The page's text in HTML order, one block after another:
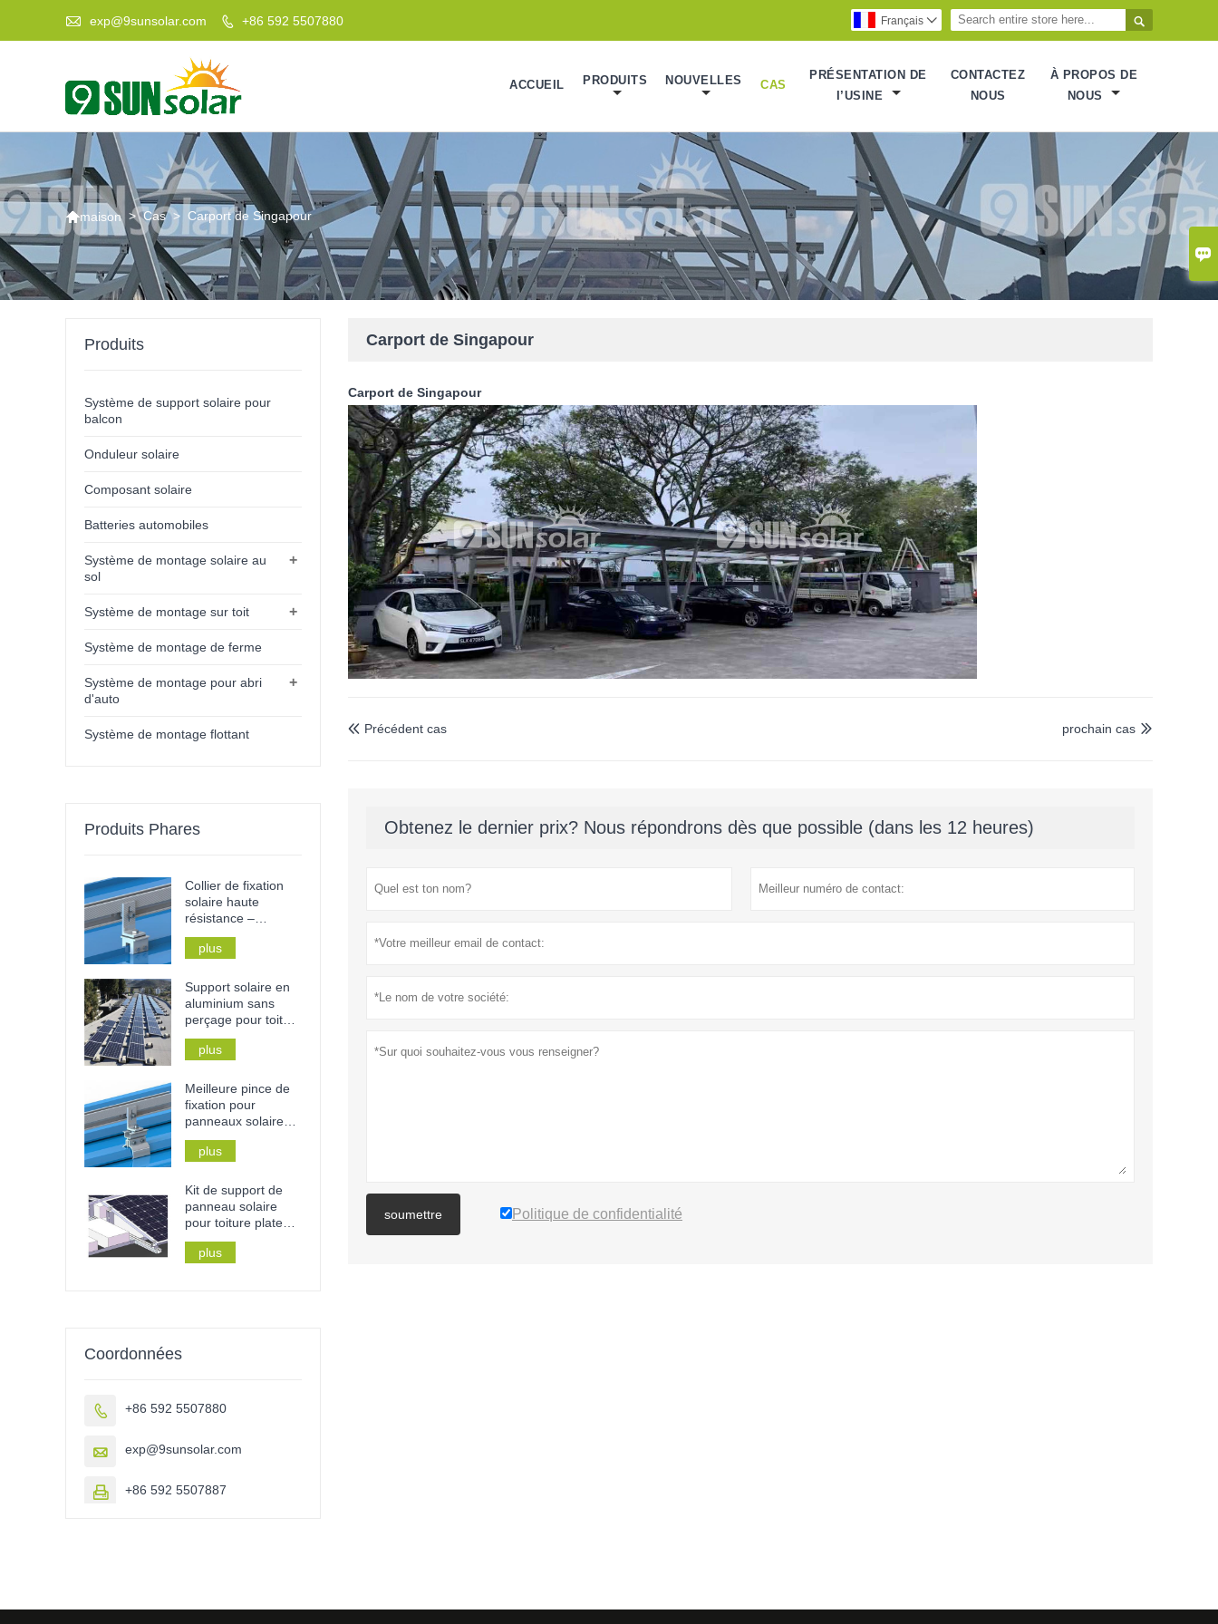

 exp@9sunsolar.com  +86 592 5507880 
Français 
ACCUEIL PRODUITS NOUVELLES CAS
PRÉSENTATION DE
I’USINE
CONTACTEZ
NOUS
À PROPOS DE
NOUS
maison > Cas > Carport de Singapour
Carport de Singapour
Carport de Singapour
 Précédent cas 
prochain cas
Obtenez le dernier prix? Nous répondrons dès que possible (dans les 12 heures)
soumettre Politique de confidentialité
Produits
Système de support solaire pour
balcon
Onduleur solaire
Composant solaire
Batteries automobiles
+
Système de montage solaire au
sol
+
Système de montage sur toit
Système de montage de ferme
+
Système de montage pour abri
d'auto
Système de montage flottant
Produits Phares
Collier de fixation
solaire haute
résistance –
Résistant à la
rouille, installation
sans outil pour
toitures et rails
métalliques
plus
Support solaire en
aluminium sans
perçage pour toiture
plate en béton, pour
usage résidentiel ou
plus
Meilleure pince de
fixation pour
panneaux solaires
sur toiture en tôle à
joints debout
plus
Kit de support de
panneau solaire
pour toiture plate
sans perçage,
lestage de toiture
plus
Coordonnées
 +86 592 5507880
 exp@9sunsolar.com
 +86 592 5507887